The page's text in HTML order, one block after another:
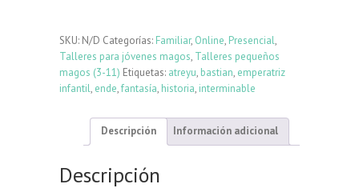
SKU: N/D Categorías: Familiar, Online, Presencial,
Talleres para jóvenes magos, Talleres pequeños
magos (3-11) Etiquetas: atreyu, bastian, emperatriz
infantil, ende,fantasía, historia, interminable
Descripción Información adicional
Descripción